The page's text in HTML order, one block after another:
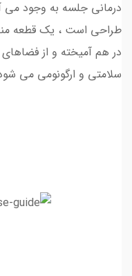
درمانی جلسه به وجود
طراحی است ، یک قطعه
در هم آمیخته و از فضاهای
سلامتی و ارگونومی می